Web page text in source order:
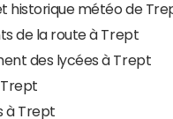
historique météo de
de la route à Trept
des lycées à Trept
Trept
à Trept